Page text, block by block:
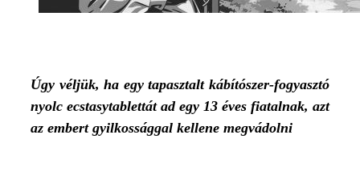
Úgy véljük, ha egy tapasztalt kábítószer-fogyasztó
nyolc ecstasytablettát ad egy 13 éves fiatalnak, azt
az embert gyilkossággal kellene megvádolni